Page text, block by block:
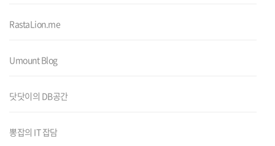
RastaLion.me
Umount Blog
닷닷이의 DB공간
뽕잡의 IT 잡담